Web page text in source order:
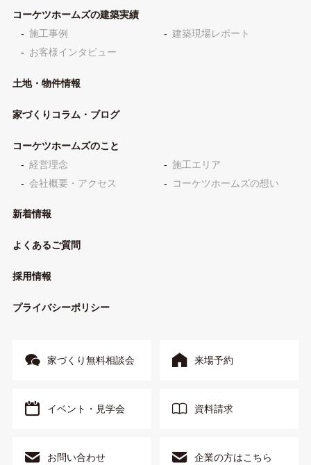
コーケツホームズの建築実績
施工事例
建築現場レポート
お客様インタビュー
土地・物件情報
家づくりコラム・ブログ
コーケツホームズのこと
経営理念
施工エリア
会社概要・アクセス
コーケツホームズの想い
新着情報
よくあるご質問
採用情報
プライバシーポリシー
家づくり無料相談会 来場予約
イベント・見学会 資料請求
お問い合わせ 企業の方はこちら